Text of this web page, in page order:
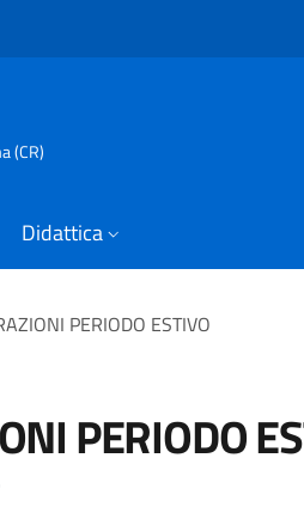
(CR)
Didattica
PERIODO ESTIVO
PERIODO